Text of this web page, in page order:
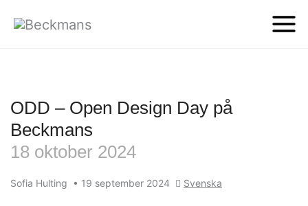
ODD – Open Design Day på
Beckmans
18 oktober 2024
Sofia Hulting • 19 september 2024 Svenska